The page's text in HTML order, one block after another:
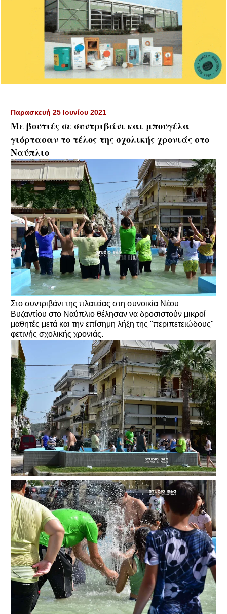
Παρασκευή 25 Ιουνίου 2021
Με βουτιές σε συντριβάνι και μπουγέλα
γιόρτασαν το τέλος της σχολικής χρονιάς στο
Ναύπλιο
Στο συντριβάνι της πλατείας στη συνοικία Νέου
Βυζαντίου στο Ναύπλιο θέλησαν να δροσιστούν μικροί
μαθητές μετά και την επίσημη λήξη της "περιπετειώδους"
φετινής σχολικής χρονιάς.